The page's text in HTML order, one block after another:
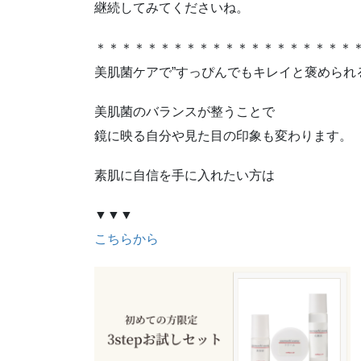
継続してみてくださいね。
＊＊＊＊＊＊＊＊＊＊＊＊＊＊＊＊＊＊＊＊
美肌菌ケアで”すっぴんでもキレイと褒められ
美肌菌のバランスが整うことで
鏡に映る自分や見た目の印象も変わります。
素肌に自信を手に入れたい方は
▼▼▼
こちらから